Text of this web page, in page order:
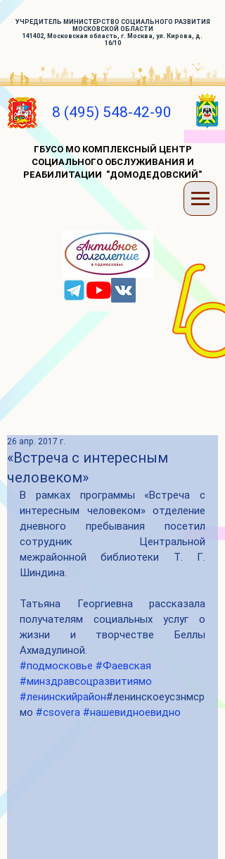
УЧРЕДИТЕЛЬ МИНИСТЕРСТВО СОЦИАЛЬНОГО РАЗВИТИЯ
МОСКОВСКОЙ ОБЛАСТИ
141402, Московская область, г. Москва, ул. Кирова, д.
16/10
8 (495) 548-42-90
ГБУСО МО КОМПЛЕКСНЫЙ ЦЕНТР
СОЦИАЛЬНОГО ОБСЛУЖИВАНИЯ И
РЕАБИЛИТАЦИИ "ДОМОДЕДОВСКИЙ"
«Встреча с интересным
человеком»
26 апр. 2017 г.
В рамках программы «Встреча с
интересным человеком» отделение
дневного пребывания посетил
сотрудник Центральной
межрайонной библиотеки Т. Г.
Шиндина.
Татьяна Георгиевна рассказала
получателям социальных услуг о
жизни и творчестве Беллы
Ахмадулиной.
#подмосковье #Фаевская
#минздравсоцразвитиямо
#ленинскийрайон#ленинскоеусзнмср
мо #csovera #нашевидноевидно